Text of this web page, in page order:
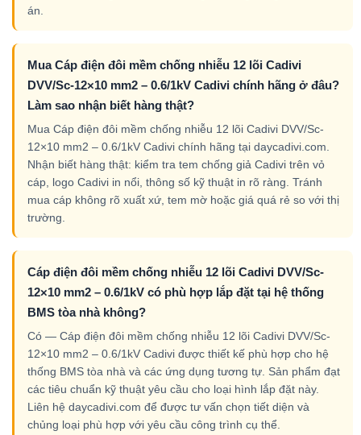
án.
Mua Cáp điện đôi mềm chống nhiễu 12 lõi Cadivi
DVV/Sc-12×10 mm2 – 0.6/1kV Cadivi chính hãng ở đâu?
Làm sao nhận biết hàng thật?
Mua Cáp điện đôi mềm chống nhiễu 12 lõi Cadivi DVV/Sc-
12×10 mm2 – 0.6/1kV Cadivi chính hãng tại daycadivi.com.
Nhận biết hàng thật: kiểm tra tem chống giả Cadivi trên vỏ
cáp, logo Cadivi in nổi, thông số kỹ thuật in rõ ràng. Tránh
mua cáp không rõ xuất xứ, tem mờ hoặc giá quá rẻ so với thị
trường.
Cáp điện đôi mềm chống nhiễu 12 lõi Cadivi DVV/Sc-
12×10 mm2 – 0.6/1kV có phù hợp lắp đặt tại hệ thống
BMS tòa nhà không?
Có — Cáp điện đôi mềm chống nhiễu 12 lõi Cadivi DVV/Sc-
12×10 mm2 – 0.6/1kV Cadivi được thiết kế phù hợp cho hệ
thống BMS tòa nhà và các ứng dụng tương tự. Sản phẩm đạt
các tiêu chuẩn kỹ thuật yêu cầu cho loại hình lắp đặt này.
Liên hệ daycadivi.com để được tư vấn chọn tiết diện và
chủng loại phù hợp với yêu cầu công trình cụ thể.